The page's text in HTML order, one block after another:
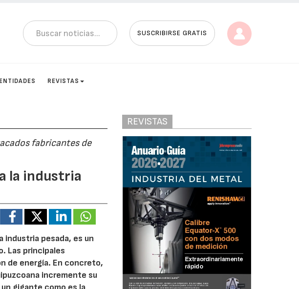
SUSCRIBIRSE GRATIS
ENTIDADES REVISTAS
fabricantes de
la industria
industria pesada, es un
Las principales
de energía. En concreto,
incremente su
REVISTAS